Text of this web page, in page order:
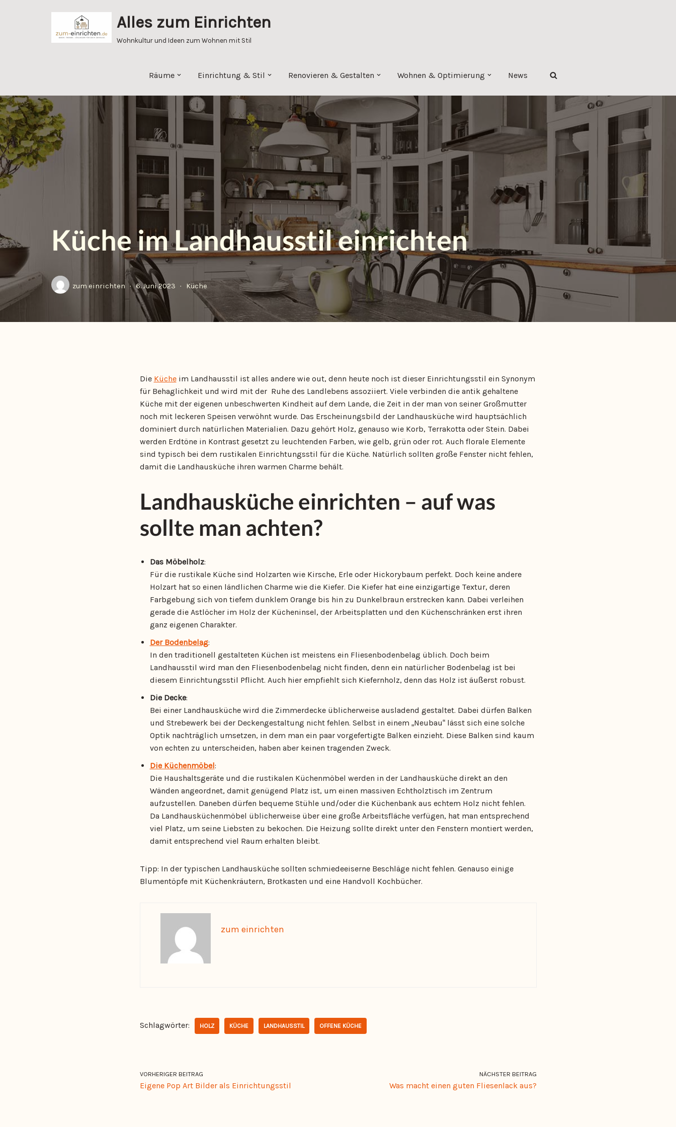
Alles zum Einrichten
Wohnkultur und Ideen zum Wohnen mit Stil
Räume Einrichtung & Stil Renovieren & Gestalten Wohnen & Optimierung News
Küche im Landhausstil einrichten
zum einrichten 6. Juni 2023 Küche
Die Kücheim Landhausstil ist alles andere wie out, denn heute noch ist dieser Einrichtungsstil ein Synonym
für Behaglichkeit und wird mit der Ruhe des Landlebens assoziiert. Viele verbinden die antik gehaltene
Küche mit der eigenen unbeschwerten Kindheit auf dem Lande, die Zeit in der man von seiner Großmutter
noch mit leckeren Speisen verwöhnt wurde. Das Erscheinungsbild der Landhausküche wird hauptsächlich
dominiert durch natürlichen Materialien. Dazu gehört Holz, genauso wie Korb, Terrakotta oder Stein. Dabei
werden Erdtöne in Kontrast gesetzt zu leuchtenden Farben, wie gelb, grün oder rot. Auch florale Elemente
sind typisch bei dem rustikalen Einrichtungsstil für die Küche. Natürlich sollten große Fenster nicht fehlen,
damit die Landhausküche ihren warmen Charme behält.
Landhausküche einrichten – auf was
sollte man achten?
Das Möbelholz:
Für die rustikale Küche sind Holzarten wie Kirsche, Erle oder Hickorybaum perfekt. Doch keine andere
Holzart hat so einen ländlichen Charme wie die Kiefer. Die Kiefer hat eine einzigartige Textur, deren
Farbgebung sich von tiefem dunklem Orange bis hin zu Dunkelbraun erstrecken kann. Dabei verleihen
gerade die Astlöcher im Holz der Kücheninsel, der Arbeitsplatten und den Küchenschränken erst ihren
ganz eigenen Charakter.
Der Bodenbelag:
In den traditionell gestalteten Küchen ist meistens ein Fliesenbodenbelag üblich. Doch beim
Landhausstil wird man den Fliesenbodenbelag nicht finden, denn ein natürlicher Bodenbelag ist bei
diesem Einrichtungsstil Pflicht. Auch hier empfiehlt sich Kiefernholz, denn das Holz ist äußerst robust.
Die Decke:
Bei einer Landhausküche wird die Zimmerdecke üblicherweise ausladend gestaltet. Dabei dürfen Balken
und Strebewerk bei der Deckengestaltung nicht fehlen. Selbst in einem „Neubau“ lässt sich eine solche
Optik nachträglich umsetzen, in dem man ein paar vorgefertigte Balken einzieht. Diese Balken sind kaum
von echten zu unterscheiden, haben aber keinen tragenden Zweck.
Die Küchenmöbel:
Die Haushaltsgeräte und die rustikalen Küchenmöbel werden in der Landhausküche direkt an den
Wänden angeordnet, damit genügend Platz ist, um einen massiven Echtholztisch im Zentrum
aufzustellen. Daneben dürfen bequeme Stühle und/oder die Küchenbank aus echtem Holz nicht fehlen.
Da Landhausküchenmöbel üblicherweise über eine große Arbeitsfläche verfügen, hat man entsprechend
viel Platz, um seine Liebsten zu bekochen. Die Heizung sollte direkt unter den Fenstern montiert werden,
damit entsprechend viel Raum erhalten bleibt.
Tipp: In der typischen Landhausküche sollten schmiedeeiserne Beschläge nicht fehlen. Genauso einige
Blumentöpfe mit Küchenkräutern, Brotkasten und eine Handvoll Kochbücher.
zum einrichten
Schlagwörter: HOLZ KÜCHE LANDHAUSSTIL OFFENE KÜCHE
VORHERIGER BEITRAG
Eigene Pop Art Bilder als Einrichtungsstil
NÄCHSTER BEITRAG
Was macht einen guten Fliesenlack aus?